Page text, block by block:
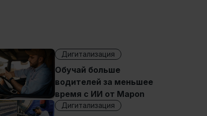
Дигитализация
Обучай больше
водителей за меньшее
время с ИИ от Mapon
Дигитализация